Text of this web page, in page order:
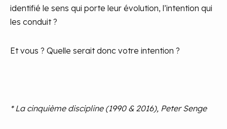
identifié le sens qui porte leur évolution, l’intention qui
les conduit ?
Et vous ? Quelle serait donc votre intention ?
* La cinquième discipline (1990 & 2016), Peter Senge